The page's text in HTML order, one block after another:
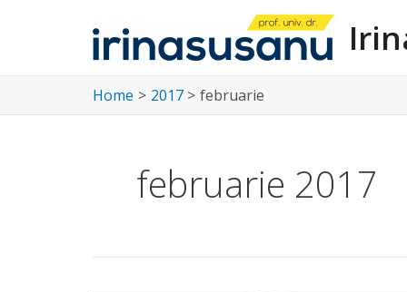
Home 2017 februarie
februarie 2017